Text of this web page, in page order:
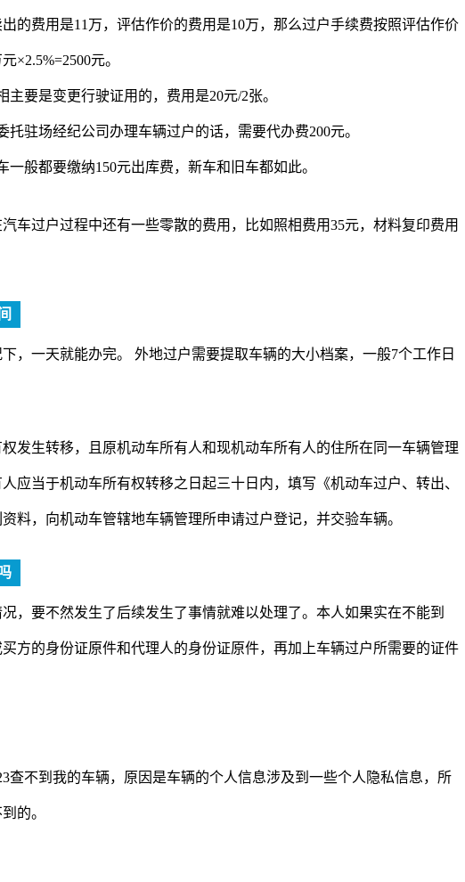
的费用是11万，评估作价的费用是10万，那么过户手续费按照评估作价
×2.5%=2500元。
要是变更行驶证用的，费用是20元/2张。
托驻场经纪公司办理车辆过户的话，需要代办费200元。
一般都要缴纳150元出库费，新车和旧车都如此。
车过户过程中还有一些零散的费用，比如照相费用35元，材料复印费用
，一天就能办完。 外地过户需要提取车辆的大小档案，一般7个工作日
发生转移，且原机动车所有人和现机动车所有人的住所在同一车辆管理
应当于机动车所有权转移之日起三十日内，填写《机动车过户、转出、
料，向机动车管辖地车辆管理所申请过户登记，并交验车辆。
，要不然发生了后续发生了事情就难以处理了。本人如果实在不能到
方的身份证原件和代理人的身份证原件，再加上车辆过户所需要的证件
查不到我的车辆，原因是车辆的个人信息涉及到一些个人隐私信息，所
的。